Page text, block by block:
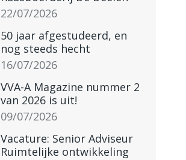
22/07/2026
50 jaar afgestudeerd, en
nog steeds hecht
16/07/2026
VVA-A Magazine nummer 2
van 2026 is uit!
09/07/2026
Vacature: Senior Adviseur
Ruimtelijke ontwikkeling